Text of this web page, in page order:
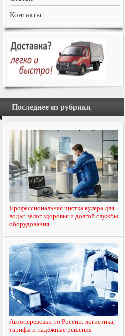
Контакты
Последнее из рубрики
Профессиональная чистка кулера для
воды: залог здоровья и долгой службы
оборудования
Автоперевозки по России: логистика,
тарифы и надёжные решения